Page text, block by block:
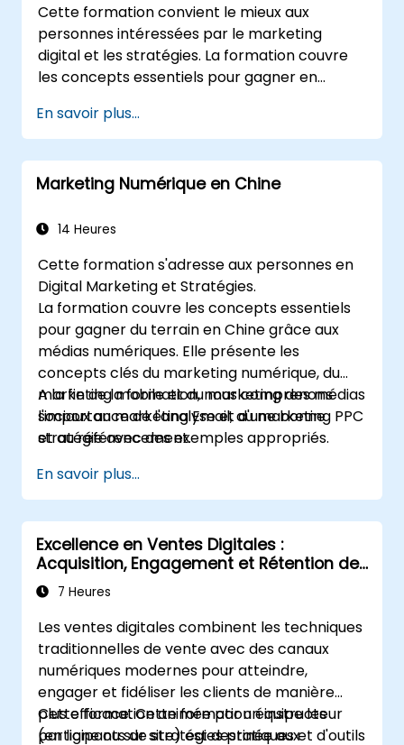
payantes et mesurer leur succès.
Engager et modérer efficacement les
communautés en ligne.
Gérer les crises liées aux médias sociaux
et préserver la réputation de la marque.
Mettre en œuvre les meilleures pratiques
Cette formation convient le mieux aux
personnes intéressées par le marketing
digital et les stratégies. La formation couvre
les concepts essentiels pour gagner en
aux participants une introduction aux
principaux concepts de marketing digital, du
marketing mobile et des réseaux sociaux au
marketing par e-mail, PPC (pay-per-click) et
comprendrons l'importance des analyses et
pertinents.
En savoir plus...
Marketing Numérique en Chine
14 Heures
Cette formation s'adresse aux personnes en
Digital Marketing et Stratégies.
La formation couvre les concepts essentiels
pour gagner du terrain en Chine grâce aux
médias numériques. Elle présente les
concepts clés du marketing numérique, du
marketing mobile et du marketing des médias
sociaux au marketing Email, au marketing PPC
et au référencement.
A la fin de la formation, nous comprenons
l'importance de l'analyse et d'une bonne
stratégie avec des exemples appropriés.
En savoir plus...
Excellence en Ventes Digitales :
Acquisition, Engagement et Rétention de
Clients7 Heures
Les ventes digitales combinent les techniques
traditionnelles de vente avec des canaux
numériques modernes pour atteindre,
engager et fidéliser les clients de manière
plus efficace. Cette formation équipe les
participants de stratégies pratiques et d'outils
Cette formation animée par un instructeur
(en ligne ou sur site) est destinée aux